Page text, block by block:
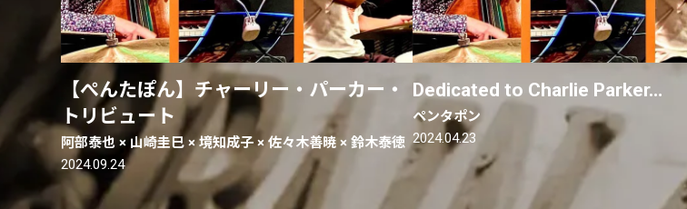
【ぺんたぽん】チャーリー・パーカー・
トリビュート
阿部泰也 × 山崎圭巳 × 境知成子 × 佐々木善暁 × 鈴木泰徳
2024.09.24
Dedicated to Charlie Parker…
ペンタポン
2024.04.23